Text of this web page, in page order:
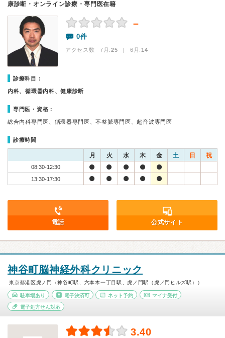
康診断・オンライン診療・専門医在籍
－
0件
アクセス数 7月:25 | 6月:14
診療科目：
内科、循環器内科、健康診断
専門医・資格：
総合内科専門医、循環器専門医、不整脈専門医、超音波専門医
診療時間
月 火 水 木 金 土 日 祝
08:30-12:30
13:30-17:30
電話 公式サイト
神谷町脳神経外科クリニック
東京都港区虎ノ門（神谷町駅、六本木一丁目駅、虎ノ門駅（虎ノ門ヒルズ駅））
駐車場あり 電子決済可 ネット予約 マイナ受付
電子処方せん対応
3.40